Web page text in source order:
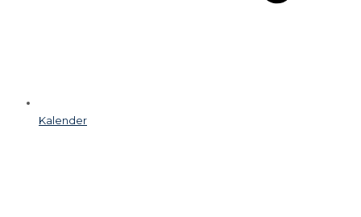
Kalender